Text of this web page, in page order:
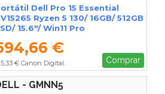
Dell Pro 15 Essential
Ryzen 5 130/ 16GB/ 512GB
15.6"/ Win11 Pro
€
€ Canon Digital. Comprar
- GMNN5